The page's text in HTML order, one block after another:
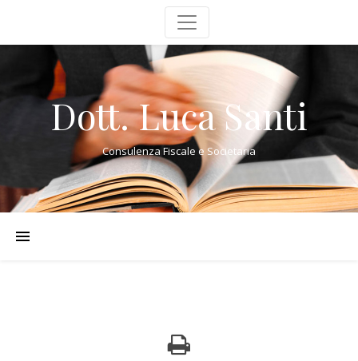
Dott. Luca Santi
Consulenza Fiscale e Societaria